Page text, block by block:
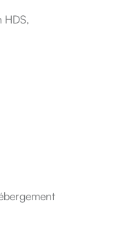
HDS,